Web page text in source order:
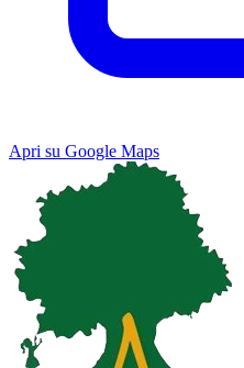
Apri su Google Maps
Map Satellite
Keyboard shortcuts